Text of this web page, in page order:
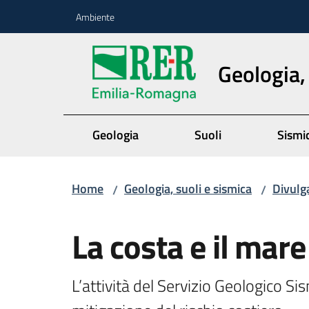
Ambiente
Geologia Suoli
Home / Geologia, suoli e sismica /
La costa e il
L’attività del Servizio Geologico